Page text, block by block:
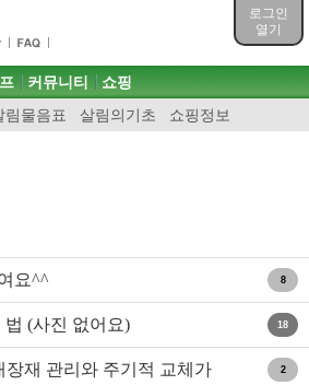
로그인
열기
림물음표 살림의기초 쇼핑정보
커뮤니티 쇼핑
요^^ 8
(사진 없어요) 18
장재 관리와 주기적 교체가 2